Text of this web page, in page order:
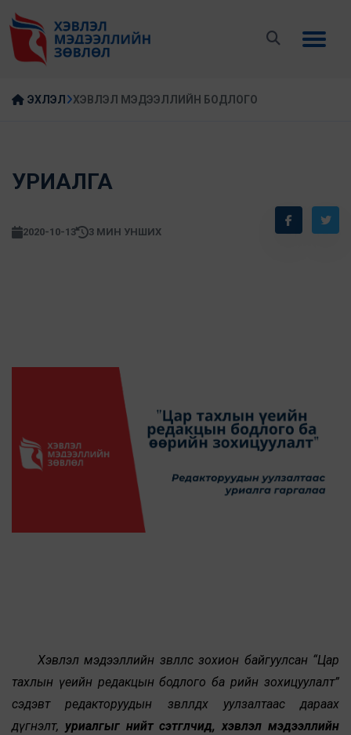
ЭХЛЭЛ ХЭВЛЭЛ МЭДЭЭЛЛИЙН БОДЛОГО
УРИАЛГА
2020-10-13 3 МИН УНШИХ
Хэвлэл мэдээллийн зөвлөлөөс зохион байгуулсан “Цар
тахлын үеийн редакцын бодлого ба өөрийн зохицуулалт”
сэдэвт редакторуудын зөвлөлдөх уулзалтаас дараах
дүгнэлт, уриалгыг нийт сэтгүүлчид, хэвлэл мэдээллийн